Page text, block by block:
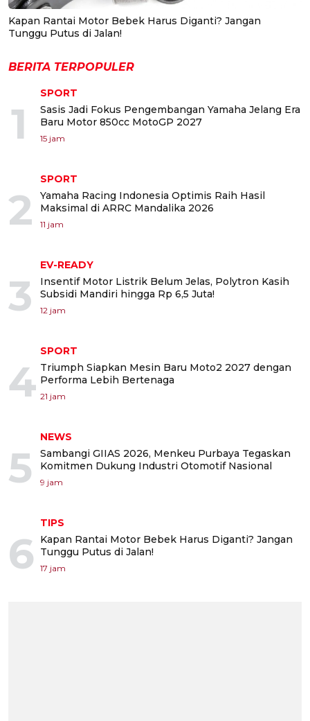
Kapan Rantai Motor Bebek Harus Diganti? Jangan
Tunggu Putus di Jalan!
BERITA TERPOPULER
1
SPORT
Sasis Jadi Fokus Pengembangan Yamaha Jelang Era
Baru Motor 850cc MotoGP 2027
15 jam
2
SPORT
Yamaha Racing Indonesia Optimis Raih Hasil
Maksimal di ARRC Mandalika 2026
11 jam
3
EV-READY
Insentif Motor Listrik Belum Jelas, Polytron Kasih
Subsidi Mandiri hingga Rp 6,5 Juta!
12 jam
4
SPORT
Triumph Siapkan Mesin Baru Moto2 2027 dengan
Performa Lebih Bertenaga
21 jam
5
NEWS
Sambangi GIIAS 2026, Menkeu Purbaya Tegaskan
Komitmen Dukung Industri Otomotif Nasional
9 jam
6
TIPS
Kapan Rantai Motor Bebek Harus Diganti? Jangan
Tunggu Putus di Jalan!
17 jam